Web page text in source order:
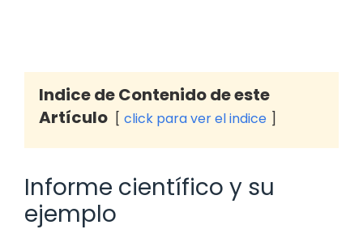
Indice de Contenido de este
Artículo
click para ver el indice
Informe científico y su
ejemplo